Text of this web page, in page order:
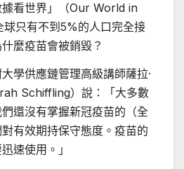
看世界」（Our World in
球只有不到5%的人口完全接
麼疫苗會被銷毀？
學供應鏈管理高級講師薩拉·
Schiffling）說：「大多數
還沒有掌握新冠疫苗的（全
有效期持保守態度。疫苗的
速使用。」